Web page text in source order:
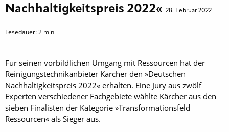
Nachhaltigkeitspreis 2022« 28. Februar 2022
Lesedauer:2 min
Für seinen vorbildlichen Umgang mit Ressourcen hat der
Reinigungstechnikanbieter Kärcher den »Deutschen
Nachhaltigkeitspreis 2022« erhalten. Eine Jury aus zwölf
Experten verschiedener Fachgebiete wählte Kärcher aus den
sieben Finalisten der Kategorie »Transformationsfeld
Ressourcen« als Sieger aus.